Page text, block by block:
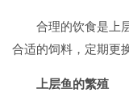
合理的饮食是上
合适的饲料，定期更
上层鱼的繁殖